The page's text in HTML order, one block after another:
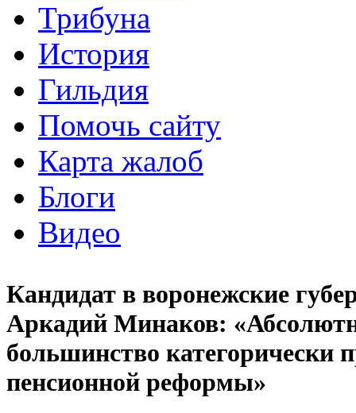
Трибуна
История
Гильдия
Помочь сайту
Карта жалоб
Блоги
Видео
Кандидат в воронежские
Аркадий Минаков:
большинство категорически
пенсионной реформы»